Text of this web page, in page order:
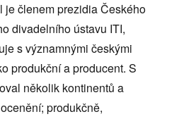
je členem prezidia Českého
divadelního ústavu ITI,
s významnými českými
produkční a producent. S
několik kontinentů a
produkčně,